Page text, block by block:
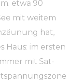
etwa 90
mit weitem
hat,
Haus: im ersten
mit Sat-